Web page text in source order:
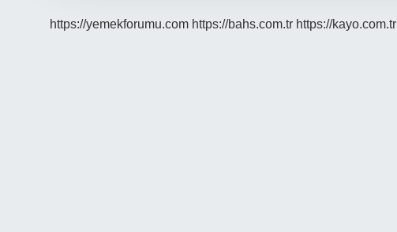
https://yemekforumu.com https://bahs.com.tr https://kayo.com.tr